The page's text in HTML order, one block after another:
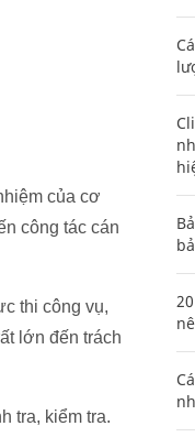
của cơ
công tác cán
thi công vụ,
lớn đến trách
tra, kiểm tra.